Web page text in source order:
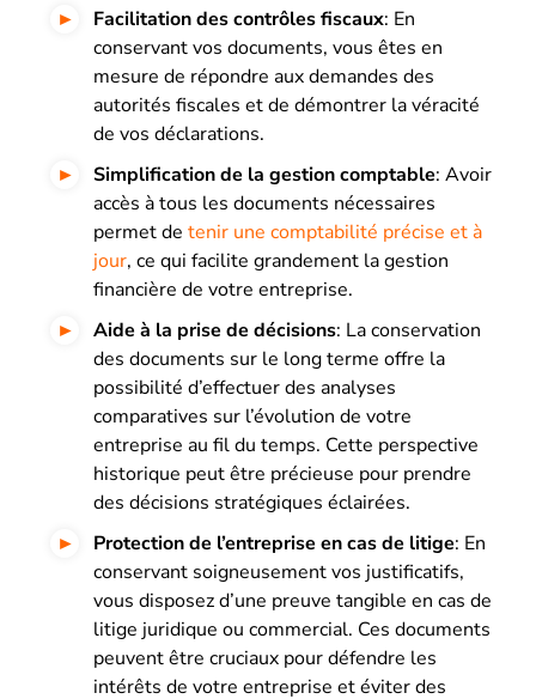
Facilitation des contrôles fiscaux: En
conservant vos documents, vous êtes en
mesure de répondre aux demandes des
autorités fiscales et de démontrer la véracité
de vos déclarations.
Simplification de la gestion comptable: Avoir
accès à tous les documents nécessaires
permet de tenir une comptabilité précise et à
jour, ce qui facilite grandement la gestion
financière de votre entreprise.
Aide à la prise de décisions: La conservation
des documents sur le long terme offre la
possibilité d’effectuer des analyses
comparatives sur l’évolution de votre
entreprise au fil du temps. Cette perspective
historique peut être précieuse pour prendre
des décisions stratégiques éclairées.
Protection de l’entreprise en cas de litige: En
conservant soigneusement vos justificatifs,
vous disposez d’une preuve tangible en cas de
litige juridique ou commercial. Ces documents
peuvent être cruciaux pour défendre les
intérêts de votre entreprise et éviter des